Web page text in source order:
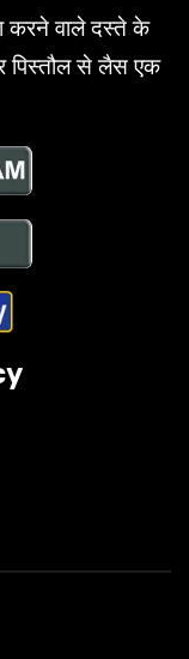
करने वाले दस्ते के
पिस्तौल से लैस एक